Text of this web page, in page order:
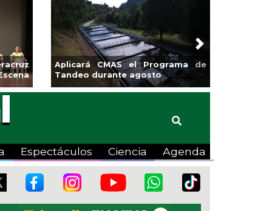
Aplicará CMAS el Programa de
Tandeo durante agosto
Next
Espectáculos Ciencia Agenda